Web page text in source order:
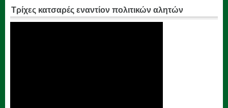
Τρίχες κατσαρές εναντίον πολιτικών αλητών